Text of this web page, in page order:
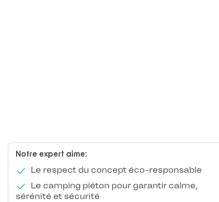
Notre expert aime:
Le respect du concept éco-responsable
Le camping piéton pour garantir calme,
sérénité et sécurité